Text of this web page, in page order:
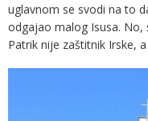
uglavnom se svodi na to
odgajao malog Isusa. No,
Patrik nije zaštitnik Irske,